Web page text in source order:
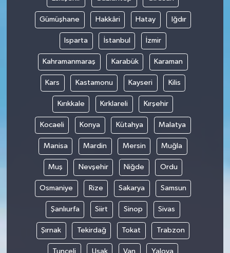
Gümüşhane Hakkâri Hatay Iğdır
Isparta İstanbul İzmir
Kahramanmaraş Karabük Karaman
Kars Kastamonu Kayseri Kilis
Kırıkkale Kırklareli Kırşehir
Kocaeli Konya Kütahya Malatya
Manisa Mardin Mersin Muğla
Muş Nevşehir Niğde Ordu
Osmaniye Rize Sakarya Samsun
Şanlıurfa Siirt Sinop Sivas
Şırnak Tekirdağ Tokat Trabzon
Tunceli Uşak Van Yalova